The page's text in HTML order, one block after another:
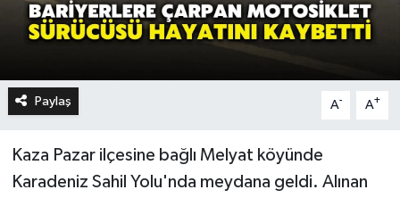
Paylaş A- A+
Kaza Pazar ilçesine bağlı Melyat köyünde
Karadeniz Sahil Yolu'nda meydana geldi. Alınan